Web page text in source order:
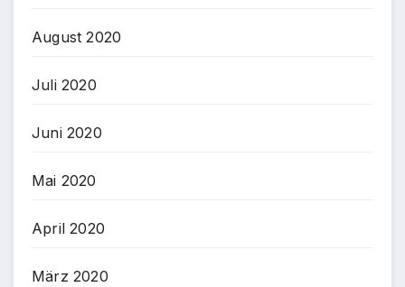
August 2020
Juli 2020
Juni 2020
Mai 2020
April 2020
März 2020